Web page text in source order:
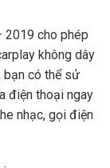
2019 cho phép
không dây
bạn có thể sử
điện thoại ngay
nhạc, gọi điện